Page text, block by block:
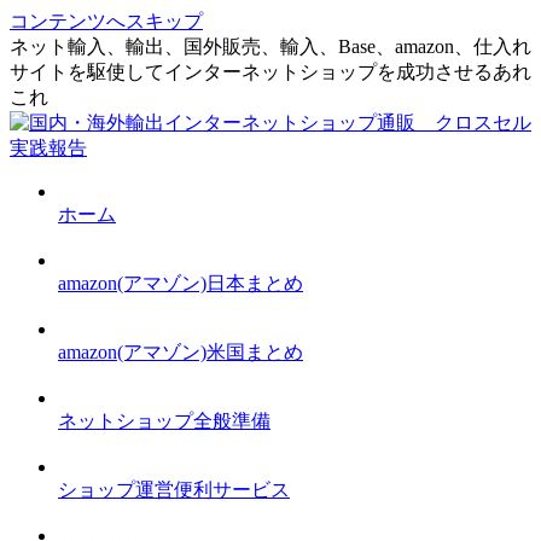
コンテンツへスキップ
ネット輸入、輸出、国外販売、輸入、Base、amazon、仕入れ
サイトを駆使してインターネットショップを成功させるあれ
これ
ホーム
amazon(アマゾン)日本まとめ
amazon(アマゾン)米国まとめ
ネットショップ全般準備
ショップ運営便利サービス